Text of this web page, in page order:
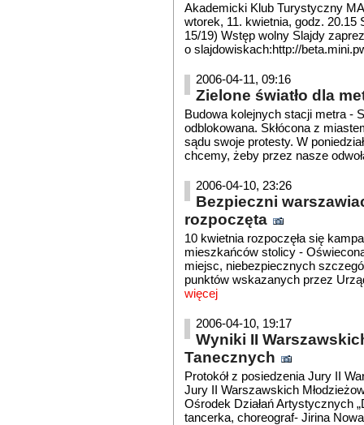
Akademicki Klub Turystyczny
wtorek, 11. kwietnia, godz.
15/19) Wstęp wolny Slajdy
o slajdowiskach:http://
2006-04-11, 09:16
Zielone światło dla
Budowa kolejnych stacji metra -
odblokowana. Skłócona z
sądu swoje protesty. W
chcemy, żeby przez nasze
2006-04-10, 23:26
Bezpieczni
rozpoczęta
10 kwietnia rozpoczęła się
mieszkańców stolicy -
miejsc, niebezpiecznych
punktów wskazanych przez
więcej
2006-04-10, 19:17
Wyniki II
Tanecznych
Protokół z posiedzenia Jury II
Jury II Warszawskich
Ośrodek Działań Artystycznych
tancerka, choreograf- Jirina